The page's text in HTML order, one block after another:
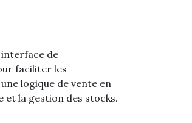
interface de
faciliter les
logique de vente en
et la gestion des stocks.